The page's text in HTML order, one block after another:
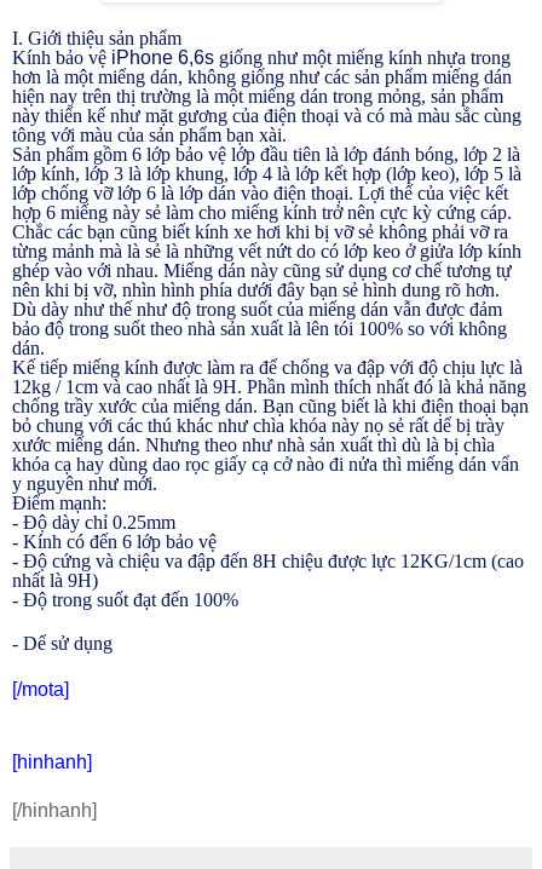
I. Giới thiệu sản phẩm
Kính bảo vệ iPhone 6,6s giống như một miếng kính nhựa trong
hơn là một miếng dán, không giống như các sản phẩm miếng dán
hiện nay trên thị trường là một miếng dán trong mỏng, sản phẩm
này thiến kế như mặt gương của điện thoại và có mà màu sắc cùng
tông với màu của sản phẩm bạn xài.
Sản phẩm gồm 6 lớp bảo vệ lớp đầu tiên là lớp đánh bóng, lớp 2 là
lớp kính, lớp 3 là lớp khung, lớp 4 là lớp kết hợp (lớp keo), lớp 5 là
lớp chống vỡ lớp 6 là lớp dán vào điện thoại. Lợi thế của việc kết
hợp 6 miếng này sẻ làm cho miếng kính trở nên cực kỳ cứng cáp.
Chắc các bạn cũng biết kính xe hơi khi bị vỡ sẻ không phải vỡ ra
từng mảnh mà là sẻ là những vết nứt do có lớp keo ở giửa lớp kính
ghép vào với nhau. Miếng dán này cũng sử dụng cơ chế tương tự
nên khi bị vỡ, nhìn hình phía dưới đây bạn sẻ hình dung rõ hơn.
Dù dày như thế như độ trong suốt của miếng dán vẫn được đảm
bảo độ trong suốt theo nhà sản xuất là lên tói 100% so với không
dán.
Kế tiếp miếng kính được làm ra để chống va đập với độ chịu lực là
12kg / 1cm và cao nhất là 9H. Phần mình thích nhất đó là khả năng
chống trầy xước của miếng dán. Bạn cũng biết là khi điện thoại bạn
bỏ chung với các thú khác như chìa khóa này nọ sẻ rất dể bị trày
xước miếng dán. Nhưng theo như nhà sản xuất thì dù là bị chìa
khóa cạ hay dùng dao rọc giấy cạ cở nào đi nửa thì miếng dán vẩn
y nguyên như mới.
Điểm mạnh:
- Độ dày chỉ 0.25mm
- Kính có đến 6 lớp bảo vệ
- Độ cứng và chiệu va đập đến 8H chiệu được lực 12KG/1cm (cao
nhất là 9H)
- Độ trong suốt đạt đến 100%
- Dể sử dụng
[/mota]
[hinhanh]
[/hinhanh]